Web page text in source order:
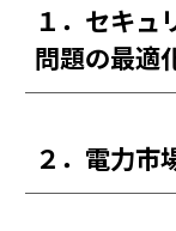
１．セキュ
問題の最適
２．電力市